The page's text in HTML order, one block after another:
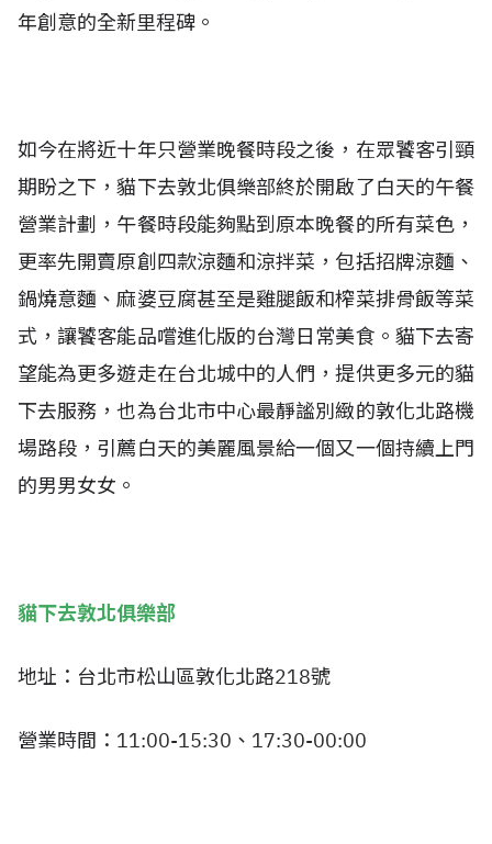
年創意的全新里程碑。
如今在將近十年只營業晚餐時段之後，在眾饕客引頸
期盼之下，貓下去敦北俱樂部終於開啟了白天的午餐
營業計劃，午餐時段能夠點到原本晚餐的所有菜色，
更率先開賣原創四款涼麵和涼拌菜，包括招牌涼麵、
鍋燒意麵、麻婆豆腐甚至是雞腿飯和榨菜排骨飯等菜
式，讓饕客能品嚐進化版的台灣日常美食。貓下去寄
望能為更多遊走在台北城中的人們，提供更多元的貓
下去服務，也為台北市中心最靜謐別緻的敦化北路機
場路段，引薦白天的美麗風景給一個又一個持續上門
的男男女女。
貓下去敦北俱樂部
地址：台北市松山區敦化北路218號
營業時間：11:00-15:30、17:30-00:00